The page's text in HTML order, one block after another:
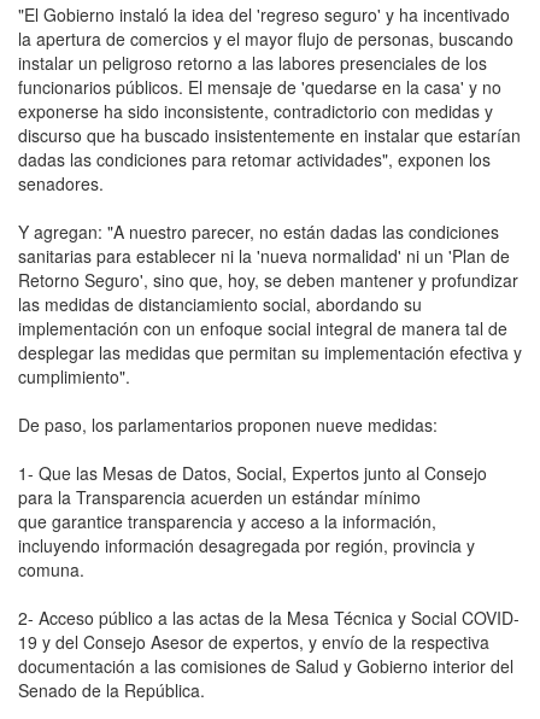
"El Gobierno instaló la idea del 'regreso seguro' y ha incentivado
la apertura de comercios y el mayor flujo de personas, buscando
instalar un peligroso retorno a las labores presenciales de los
funcionarios públicos. El mensaje de 'quedarse en la casa' y no
exponerse ha sido inconsistente, contradictorio con medidas y
discurso que ha buscado insistentemente en instalar que estarían
dadas las condiciones para retomar actividades", exponen los
senadores.
Y agregan: "A nuestro parecer, no están dadas las condiciones
sanitarias para establecer ni la 'nueva normalidad' ni un 'Plan de
Retorno Seguro', sino que, hoy, se deben mantener y profundizar
las medidas de distanciamiento social, abordando su
implementación con un enfoque social integral de manera tal de
desplegar las medidas que permitan su implementación efectiva y
cumplimiento".
De paso, los parlamentarios proponen nueve medidas:
1- Que las Mesas de Datos, Social, Expertos junto al Consejo
para la Transparencia acuerden un estándar mínimo
que garantice transparencia y acceso a la información,
incluyendo información desagregada por región, provincia y
comuna.
2- Acceso público a las actas de la Mesa Técnica y Social COVID-
19 y del Consejo Asesor de expertos, y envío de la respectiva
documentación a las comisiones de Salud y Gobierno interior del
Senado de la República.